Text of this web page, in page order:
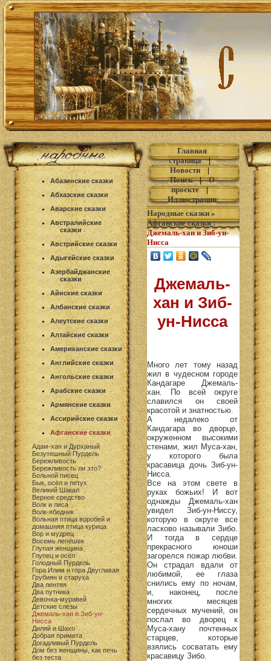
Абазинские сказки
Абхазские сказки
Аварские сказки
Австралийские
сказки
Австрийские сказки
Адыгейские сказки
Азербайджанские
сказки
Айнские сказки
Албанские сказки
Алеутские сказки
Алтайские сказки
Американские сказки
Английские сказки
Ангольские сказки
Арабские сказки
Армянские сказки
Ассирийские сказки
Афганские сказки
Адам-хан и Дурханый
Безутешный Пурдель
Бережливость
Бережливость ли это?
Больной писец
Бык, осёл и петух
Великий Шакал
Верное средство
Волк и лиса
Волк-ябедник
Вольная птица воробей и
домашняя птица курица
Вор и мудрец
Восемь лепёшек
Глупая женщина
Глупец и осёл
Голодный Пурдель
Гора Илим и гора Двуглавая
Грубиян и старуха
Два лентяя
Два путника
Девочка-муравей
Детские слезы
Джемаль-хан и Зиб-ун-
Нисса
Диляй и Шахо
Добрая примета
Догадливый Пурдель
Дом без женщины, как печь
без теста
Главная
страница|
Новости|
Поиск|О
проекте|
Иллюстрации
Народные сказки »
Афганские сказки:
Джемаль-хан и Зиб-ун-
Нисса
Джемаль-
хан и Зиб-
ун-Нисса
Много лет тому назад
жил в чудесном городе
Кандагаре Джемаль-
хан. По всей округе
славился он своей
красотой и знатностью.
А недалеко от
Кандагара во дворце,
окруженном высокими
стенами, жил Муса-хан,
у которого была
красавица дочь Зиб-ун-
Нисса.
Все на этом свете в
руках божьих! И вот
однажды Джемаль-хан
увидел Зиб-ун-Ниссу,
которую в округе все
ласково называли Зибо.
И тогда в сердце
прекрасного юноши
загорелся пожар любви.
Он страдал вдали от
любимой, ее глаза
снились ему по ночам,
и, наконец, после
многих месяцев
сердечных мучений, он
послал во дворец к
Муса-хану почтенных
старцев, которые
взялись сосватать ему
красавицу Зибо.